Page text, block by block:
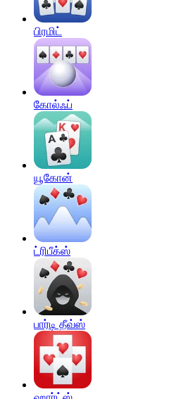
பிரமிட்
கோல்ஃப்
யூகோன்
ட்ரிபீக்ஸ்
பார்டி தீவ்ஸ்